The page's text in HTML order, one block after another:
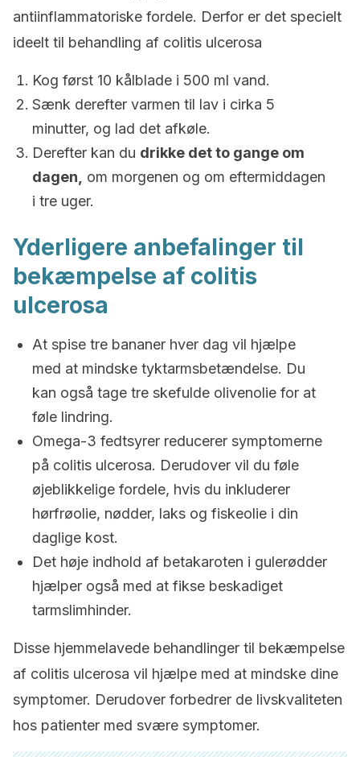
antiinflammatoriske fordele. Derfor er det specielt
ideelt til behandling af colitis ulcerosa
Kog først 10 kålblade i 500 ml vand.
Sænk derefter varmen til lav i cirka 5
minutter, og lad det afkøle.
Derefter kan du drikke det to gange om
dagen,
om morgenen og om eftermiddagen
i tre uger.
Yderligere anbefalinger til
bekæmpelse af colitis
ulcerosa
At spise tre bananer hver dag vil hjælpe
med at mindske tyktarmsbetændelse. Du
kan også tage tre skefulde olivenolie for at
føle lindring.
Omega-3 fedtsyrer reducerer symptomerne
på colitis ulcerosa. Derudover vil du føle
øjeblikkelige fordele, hvis du inkluderer
hørfrøolie, nødder, laks og fiskeolie i din
daglige kost.
Det høje indhold af betakaroten i gulerødder
hjælper også med at fikse beskadiget
tarmslimhinder.
Disse hjemmelavede behandlinger til bekæmpelse
af colitis ulcerosa vil hjælpe med at mindske dine
symptomer. Derudover forbedrer de livskvaliteten
hos patienter med svære symptomer.